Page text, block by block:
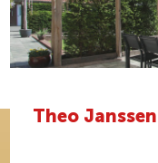
Theo